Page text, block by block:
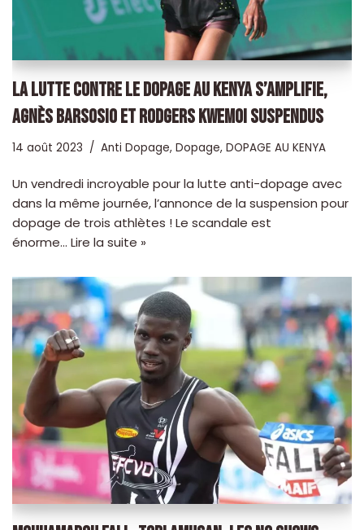
LA LUTTE CONTRE LE DOPAGE AU KENYA S’AMPLIFIE,
AGNÈS BARSOSIO ET RODGERS KWEMOI SUSPENDUS
14 août 2023 Anti Dopage, Dopage, DOPAGE AU KENYA
Un vendredi incroyable pour la lutte anti-dopage avec
dans la même journée, l’annonce de la suspension pour
dopage de trois athlètes ! Le scandale est
énorme… Lire la suite »